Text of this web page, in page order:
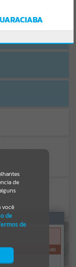
de
você
de
de
EST-000040